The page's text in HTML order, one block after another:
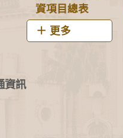
資項目總表
更多
資訊